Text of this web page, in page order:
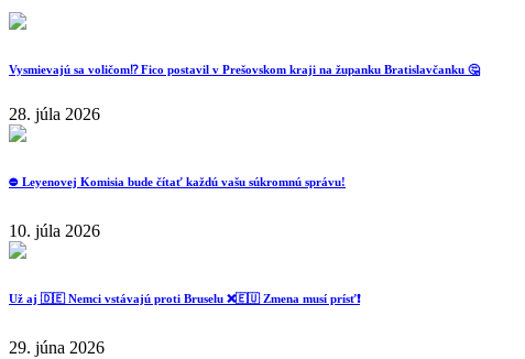
Vysmievajú sa voličom⁉️ Fico postavil v Prešovskom kraji na županku Bratislavčanku 🤔
28. júla 2026
⛔️ Leyenovej Komisia bude čítať každú vašu súkromnú správu!
10. júla 2026
Už aj 🇩🇪 Nemci vstávajú proti Bruselu ❌️🇪🇺 Zmena musí prísť❗️
29. júna 2026